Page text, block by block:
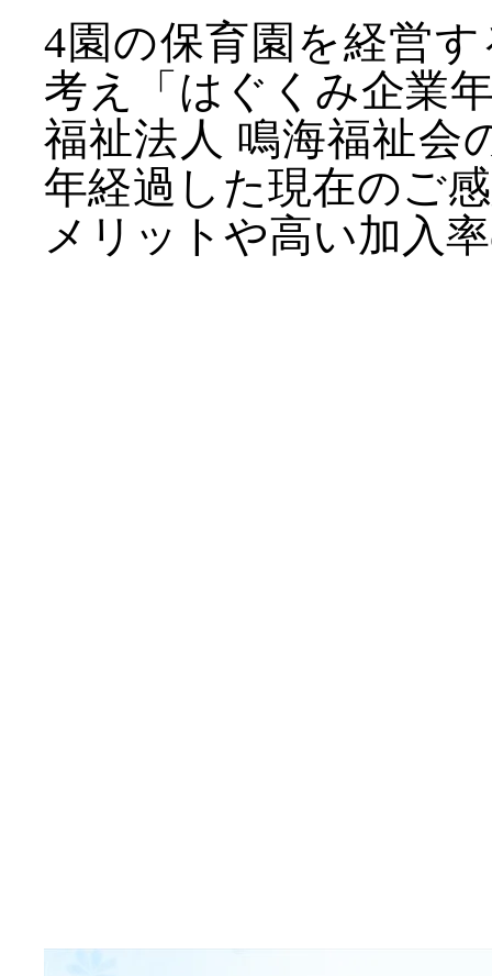
4園の保育園を経営
考え「はぐくみ企業
福祉法人 鳴海福祉会
年経過した現在のご
メリットや高い加入